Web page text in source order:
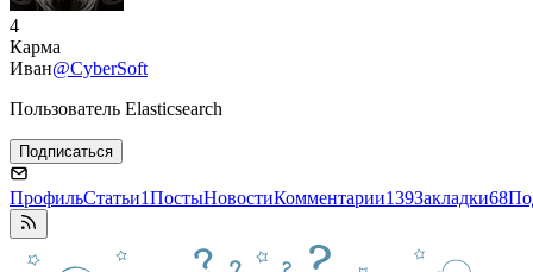
4
Карма
Иван@CyberSoft
Пользователь Elasticsearch
Подписаться
ПрофильСтатьи1ПостыНовостиКомментарии139Закладки68